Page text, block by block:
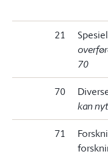
21
70
70
kan
71